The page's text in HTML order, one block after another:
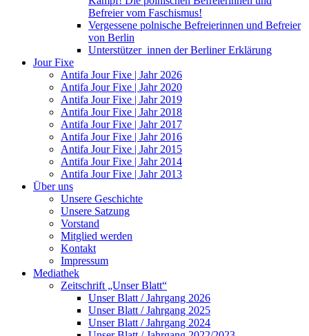
Befreier vom Faschismus!
Vergessene polnische Befreierinnen und Befreier
von Berlin
Unterstützer_innen der Berliner Erklärung
Jour Fixe
Antifa Jour Fixe | Jahr 2026
Antifa Jour Fixe | Jahr 2020
Antifa Jour Fixe | Jahr 2019
Antifa Jour Fixe | Jahr 2018
Antifa Jour Fixe | Jahr 2017
Antifa Jour Fixe | Jahr 2016
Antifa Jour Fixe | Jahr 2015
Antifa Jour Fixe | Jahr 2014
Antifa Jour Fixe | Jahr 2013
Über uns
Unsere Geschichte
Unsere Satzung
Vorstand
Mitglied werden
Kontakt
Impressum
Mediathek
Zeitschrift „Unser Blatt“
Unser Blatt / Jahrgang 2026
Unser Blatt / Jahrgang 2025
Unser Blatt / Jahrgang 2024